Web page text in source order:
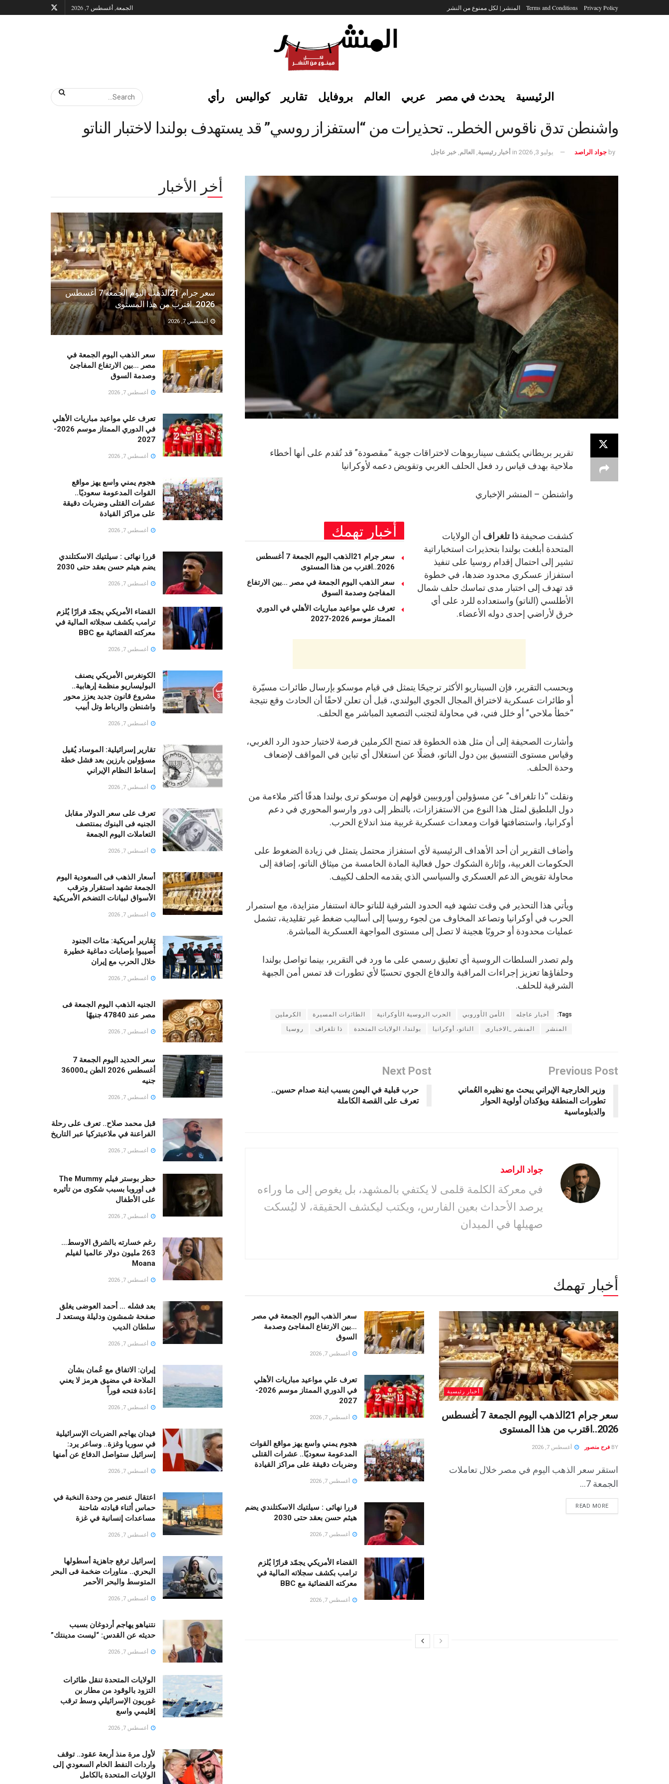
Privacy Policy
Terms and Conditions المنشر | لكل ممنوع من النشر الجمعة, أغسطس 7, 2026
الرئيسية يحدث في مصر عربي العالم بروفايل تقارير كواليس رأي
واشنطن تدق ناقوس الخطر.. تحذيرات من “استفزاز روسي” قد يستهدف بولندا لاختبار الناتو
by جواد الراصد يوليو 3, 2026 in أخبار رئيسية العالم خبر عاجل
تقرير بريطاني يكشف سيناريوهات لاختراقات جوية “مقصودة” قد تُقدم على أنها أخطاء
ملاحية بهدف قياس رد فعل الحلف الغربي وتقويض دعمه لأوكرانيا
واشنطن – المنشر الإخباري
أخبار تهمك
سعر جرام 21الذهب اليوم الجمعة 7 أغسطس
2026..اقترب من هذا المستوى
سعر الذهب اليوم الجمعة في مصر …بين الارتفاع
المفاجئ وصدمة السوق
تعرف علي مواعيد مباريات الأهلي في الدوري
الممتاز موسم 2026-2027
كشفت صحيفة ذا تلغراف أن الولايات
المتحدة أبلغت بولندا بتحذيرات استخباراتية
تشير إلى احتمال إقدام روسيا على تنفيذ
استفزاز عسكري محدود ضدها، في خطوة
قد تهدف إلى اختبار مدى تماسك حلف شمال
الأطلسي (الناتو) واستعداده للرد على أي
خرق لأراضي إحدى دوله الأعضاء.
وبحسب التقرير، فإن السيناريو الأكثر ترجيحًا يتمثل في قيام موسكو بإرسال طائرات مسيّرة
أو طائرات عسكرية لاختراق المجال الجوي البولندي، قبل أن تعلن لاحقًا أن الحادث وقع نتيجة
“خطأ ملاحي” أو خلل فني، في محاولة لتجنب التصعيد المباشر مع الحلف.
وأشارت الصحيفة إلى أن مثل هذه الخطوة قد تمنح الكرملين فرصة لاختبار حدود الرد الغربي،
وقياس مستوى التنسيق بين دول الناتو، فضلًا عن استغلال أي تباين في المواقف لإضعاف
وحدة الحلف.
ونقلت “ذا تلغراف” عن مسؤولين أوروبيين قولهم إن موسكو ترى بولندا هدفًا أكثر ملاءمة من
دول البلطيق لمثل هذا النوع من الاستفزازات، بالنظر إلى دور وارسو المحوري في دعم
أوكرانيا، واستضافتها قوات ومعدات عسكرية غربية منذ اندلاع الحرب.
وأضاف التقرير أن أحد الأهداف الرئيسية لأي استفزاز محتمل يتمثل في زيادة الضغوط على
الحكومات الغربية، وإثارة الشكوك حول فعالية المادة الخامسة من ميثاق الناتو، إضافة إلى
محاولة تقويض الدعم العسكري والسياسي الذي يقدمه الحلف لكييف.
ويأتي هذا التحذير في وقت تشهد فيه الحدود الشرقية للناتو حالة استنفار متزايدة، مع استمرار
الحرب في أوكرانيا وتصاعد المخاوف من لجوء روسيا إلى أساليب ضغط غير تقليدية، تشمل
عمليات محدودة أو حروبًا هجينة لا تصل إلى مستوى المواجهة العسكرية المباشرة.
ولم تصدر السلطات الروسية أي تعليق رسمي على ما ورد في التقرير، بينما تواصل بولندا
وحلفاؤها تعزيز إجراءات المراقبة والدفاع الجوي تحسبًا لأي تطورات قد تمس أمن الجبهة
الشرقية للحلف.
Tags: أخبار عاجله الأمن الأوروبي الحرب الروسية الأوكرانية الطائرات المسيرة الكرملين
المنشر المنشر _الاخبارى الناتو، أوكرانيا بولندا، الولايات المتحدة ذا تلغراف روسيا
Previous Post
وزير الخارجية الإيراني يبحث مع نظيره العُماني
تطورات المنطقة ويؤكدان أولوية الحوار
والدبلوماسية
Next Post
حرب قبلية في اليمن بسبب ابنة صدام حسين..
تعرف على القصة الكاملة
جواد الراصد
في معركة الكلمة قلمى لا يكتفي بالمشهد، بل يغوص إلى ما وراءه
يرصد الأحداث بعين الفارس، ويكتب ليكشف الحقيقة، لا ليُسكت
صهيلها في الميدان
أخبار تهمك
أخبار رئيسية
سعر جرام 21الذهب اليوم الجمعة 7 أغسطس
2026..اقترب من هذا المستوى
BY فرح منصور أغسطس 7, 2026
استقر سعر الذهب اليوم في مصر خلال تعاملات
الجمعة 7...
READ MORE
سعر الذهب اليوم الجمعة في مصر
…بين الارتفاع المفاجئ وصدمة
السوق
أغسطس 7, 2026
تعرف علي مواعيد مباريات الأهلي
في الدوري الممتاز موسم 2026-
2027
أغسطس 7, 2026
هجوم يمني واسع يهز مواقع القوات
المدعومة سعوديًا.. عشرات القتلى
وضربات دقيقة على مراكز القيادة
أغسطس 7, 2026
قررا نهائى : سيلتيك الاسكتلندي يضم
هيثم حسن بعقد حتى 2030
أغسطس 7, 2026
القضاء الأمريكي يجمّد قرارًا يُلزم
ترامب بكشف سجلاته المالية في
معركته القضائية مع BBC
أغسطس 7, 2026
أخر الأخبار
سعر جرام 21الذهب اليوم الجمعة 7 أغسطس
2026..اقترب من هذا المستوى
أغسطس 7, 2026
سعر الذهب اليوم الجمعة في
مصر …بين الارتفاع المفاجئ
وصدمة السوق
أغسطس 7, 2026
تعرف علي مواعيد مباريات الأهلي
في الدوري الممتاز موسم 2026-
2027
أغسطس 7, 2026
هجوم يمني واسع يهز مواقع
القوات المدعومة سعوديًا..
عشرات القتلى وضربات دقيقة
على مراكز القيادة
أغسطس 7, 2026
قررا نهائى : سيلتيك الاسكتلندي
يضم هيثم حسن بعقد حتى 2030
أغسطس 7, 2026
القضاء الأمريكي يجمّد قرارًا يُلزم
ترامب بكشف سجلاته المالية في
معركته القضائية مع BBC
أغسطس 7, 2026
الكونغرس الأمريكي يصنف
البوليساريو منظمة إرهابية..
مشروع قانون جديد يعزز محور
واشنطن والرباط وتل أبيب
أغسطس 7, 2026
تقارير إسرائيلية: الموساد يُقيل
مسؤولين بارزين بعد فشل خطة
إسقاط النظام الإيراني
أغسطس 7, 2026
تعرف على سعر الدولار مقابل
الجنيه فى البنوك بمنتصف
التعاملات اليوم الجمعة
أغسطس 7, 2026
أسعار الذهب فى السعودية اليوم
الجمعة تشهد استقرار وترقب
الأسواق لبيانات التضخم الأمريكية
أغسطس 7, 2026
تقارير أمريكية: مئات الجنود
أُصيبوا بإصابات دماغية خطيرة
خلال الحرب مع إيران
أغسطس 7, 2026
الجنيه الذهب اليوم الجمعة فى
مصر عند 47840 جنيهًا
أغسطس 7, 2026
سعر الحديد اليوم الجمعة 7
أغسطس 2026 الطن بـ36000
جنيه
أغسطس 7, 2026
قبل محمد صلاح.. تعرف على رحلة
الفراعنة في ملاعبتركيا عبر التاريخ
أغسطس 7, 2026
حظر بوستر فيلم The Mummy
فى اوروبا بسبب شكوى من تأثيره
على الأطفال
أغسطس 7, 2026
رغم خسارته بالشرق الاوسط…
263 مليون دولار عالميا لفيلم
Moana
أغسطس 7, 2026
بعد فشله … أحمد العوضى يغلق
صفحة شمشون ودليلة ويستعد لـ
سلطان الديب
أغسطس 7, 2026
إيران: الاتفاق مع عُمان بشأن
الملاحة في مضيق هرمز لا يعني
إعادة فتحه فوراً
أغسطس 7, 2026
فيدان يهاجم الضربات الإسرائيلية
في سوريا وغزة.. وساعر يرد:
إسرائيل ستواصل الدفاع عن أمنها
أغسطس 7, 2026
اعتقال عنصر من وحدة النخبة في
حماس أثناء قيادته شاحنة
مساعدات إنسانية في غزة
أغسطس 7, 2026
إسرائيل ترفع جاهزية أسطولها
البحري.. مناورات ضخمة فى البحر
المتوسط والبحر الأحمر
أغسطس 7, 2026
نتنياهو يهاجم أردوغان بسبب
حديثه عن القدس: “ليست مدينتك”
أغسطس 7, 2026
الولايات المتحدة تنقل طائرات
التزود بالوقود من مطار بن
غوريون الإسرائيلي وسط ترقب
إقليمي واسع
أغسطس 7, 2026
لأول مرة منذ أربعة عقود.. توقف
واردات النفط الخام السعودي إلى
الولايات المتحدة بالكامل